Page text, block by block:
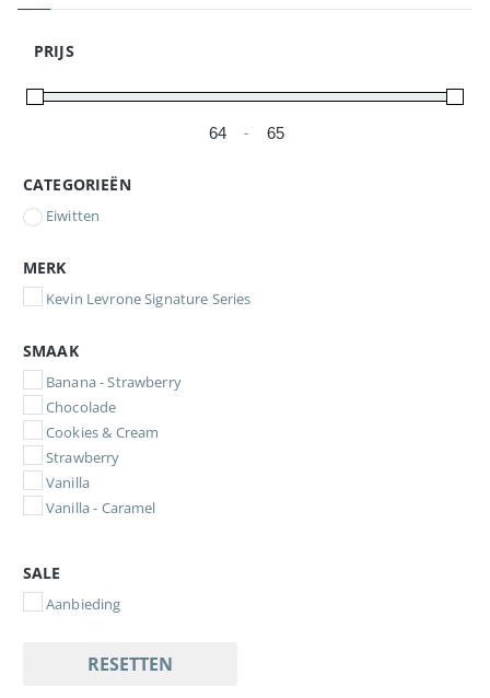
PRIJS
Minimale prijs
-
Maximale prijs
CATEGORIEËN
Eiwitten
MERK
Kevin Levrone Signature Series
SMAAK
Banana - Strawberry
Chocolade
Cookies & Cream
Strawberry
Vanilla
Vanilla - Caramel
SALE
Aanbieding
RESETTEN